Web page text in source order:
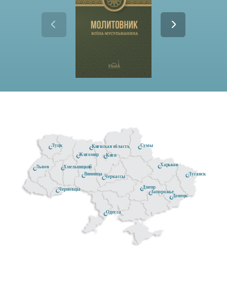
Черкассы
Черновцы
Сумы
Луганск
Одесса
Донецк
Киев
Днепр
Киевская область
Запорожье
Житомир
Винница
Хмельницкий
Луцк
Львов Харьков